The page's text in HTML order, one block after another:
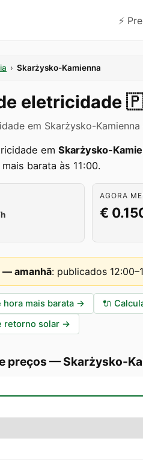
⚡️
› Skarżysko-Kamienna
eletricidade
em Skarżysko-
em Skarżysko-
barata às 11:00.
AGORA
€
— amanhã: publicados
hora mais barata → 🔌
retorno solar →
preços —Skarżysko-